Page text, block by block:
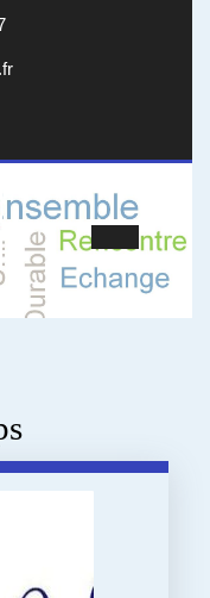
info@lestein.fr
Open